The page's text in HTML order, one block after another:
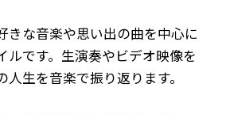
きな音楽や思い出の曲を中心に
ルです。生演奏やビデオ映像を
人生を音楽で振り返ります。